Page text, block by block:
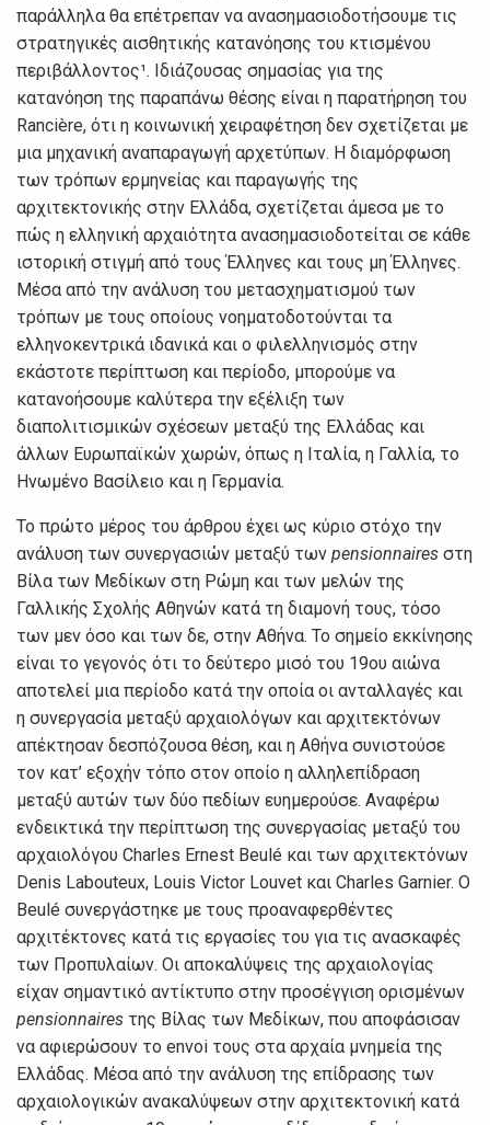
παράλληλα θα επέτρεπαν να ανασημασιοδοτήσουμε τις
στρατηγικές αισθητικής κατανόησης του κτισμένου
περιβάλλοντος¹. Ιδιάζουσας σημασίας για της
κατανόηση της παραπάνω θέσης είναι η παρατήρηση του
Rancière, ότι η κοινωνική χειραφέτηση δεν σχετίζεται με
μια μηχανική αναπαραγωγή αρχετύπων. Η διαμόρφωση
των τρόπων ερμηνείας και παραγωγής της
αρχιτεκτονικής στην Ελλάδα, σχετίζεται άμεσα με το
πώς η ελληνική αρχαιότητα ανασημασιοδοτείται σε κάθε
ιστορική στιγμή από τους Έλληνες και τους μη Έλληνες.
Μέσα από την ανάλυση του μετασχηματισμού των
τρόπων με τους οποίους νοηματοδοτούνται τα
ελληνοκεντρικά ιδανικά και ο φιλελληνισμός στην
εκάστοτε περίπτωση και περίοδο, μπορούμε να
κατανοήσουμε καλύτερα την εξέλιξη των
διαπολιτισμικών σχέσεων μεταξύ της Ελλάδας και
άλλων Ευρωπαϊκών χωρών, όπως η Ιταλία, η Γαλλία, το
Ηνωμένο Βασίλειο και η Γερμανία.
Το πρώτο μέρος του άρθρου έχει ως κύριο στόχο την
ανάλυση των συνεργασιών μεταξύ των pensionnaires στη
Βίλα των Μεδίκων στη Ρώμη και των μελών της
Γαλλικής Σχολής Αθηνών κατά τη διαμονή τους, τόσο
των μεν όσο και των δε, στην Αθήνα. Το σημείο εκκίνησης
είναι το γεγονός ότι το δεύτερο μισό του 19ου αιώνα
αποτελεί μια περίοδο κατά την οποία οι ανταλλαγές και
η συνεργασία μεταξύ αρχαιολόγων και αρχιτεκτόνων
απέκτησαν δεσπόζουσα θέση, και η Αθήνα συνιστούσε
τον κατ’ εξοχήν τόπο στον οποίο η αλληλεπίδραση
μεταξύ αυτών των δύο πεδίων ευημερούσε. Αναφέρω
ενδεικτικά την περίπτωση της συνεργασίας μεταξύ του
αρχαιολόγου Charles Ernest Beulé και των αρχιτεκτόνων
Denis Labouteux, Louis Victor Louvet και Charles Garnier. Ο
Beulé συνεργάστηκε με τους προαναφερθέντες
αρχιτέκτονες κατά τις εργασίες του για τις ανασκαφές
των Προπυλαίων. Οι αποκαλύψεις της αρχαιολογίας
είχαν σημαντικό αντίκτυπο στην προσέγγιση ορισμένων
pensionnaires της Βίλας των Μεδίκων, που αποφάσισαν
να αφιερώσουν το envoi τους στα αρχαία μνημεία της
Ελλάδας. Μέσα από την ανάλυση της επίδρασης των
αρχαιολογικών ανακαλύψεων στην αρχιτεκτονική κατά